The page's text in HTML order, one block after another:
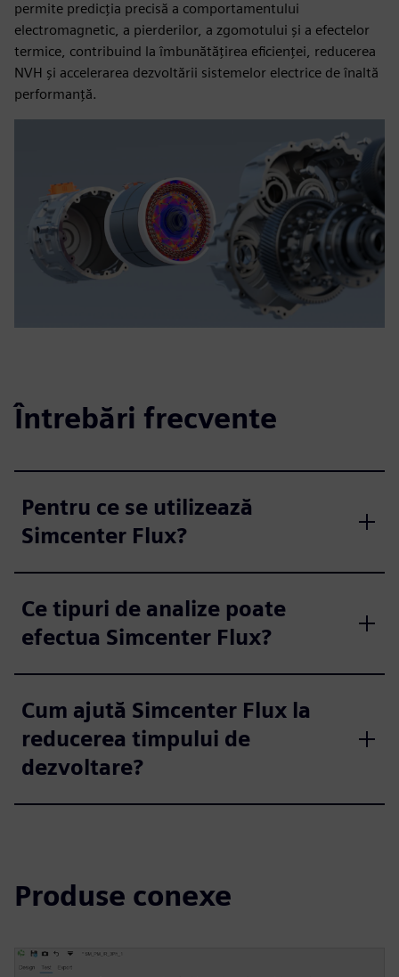
permite predicția precisă a comportamentului
electromagnetic, a pierderilor, a zgomotului și a efectelor
termice, contribuind la îmbunătățirea eficienței, reducerea
NVH și accelerarea dezvoltării sistemelor electrice de înaltă
performanță.
Întrebări frecvente
Pentru ce se utilizează
Simcenter Flux?
Ce tipuri de analize poate
efectua Simcenter Flux?
Cum ajută Simcenter Flux la
reducerea timpului de
dezvoltare?
Produse conexe